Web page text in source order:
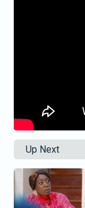
Up Next